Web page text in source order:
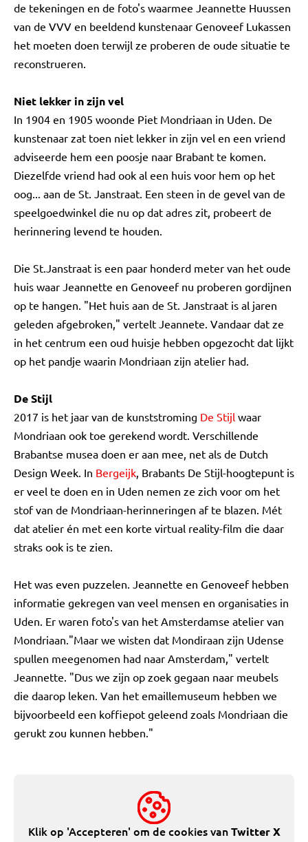
de tekeningen en de foto's waarmee Jeannette Huussen
van de VVV en beeldend kunstenaar Genoveef Lukassen
het moeten doen terwijl ze proberen de oude situatie te
reconstrueren.
Niet lekker in zijn vel
In 1904 en 1905 woonde Piet Mondriaan in Uden. De
kunstenaar zat toen niet lekker in zijn vel en een vriend
adviseerde hem een poosje naar Brabant te komen.
Diezelfde vriend had ook al een huis voor hem op het
oog... aan de St. Janstraat. Een steen in de gevel van de
speelgoedwinkel die nu op dat adres zit, probeert de
herinnering levend te houden.
Die St.Janstraat is een paar honderd meter van het oude
huis waar Jeannette en Genoveef nu proberen gordijnen
op te hangen. "Het huis aan de St. Janstraat is al jaren
geleden afgebroken," vertelt Jeannete. Vandaar dat ze
in het centrum een oud huisje hebben opgezocht dat lijkt
op het pandje waarin Mondriaan zijn atelier had.
De Stijl
2017 is het jaar van de kunststroming De Stijl waar
Mondriaan ook toe gerekend wordt. Verschillende
Brabantse musea doen er aan mee, net als de Dutch
Design Week. In Bergeijk, Brabants De Stijl-hoogtepunt is
er veel te doen en in Uden nemen ze zich voor om het
stof van de Mondriaan-herinneringen af te blazen. Mét
dat atelier én met een korte virtual reality-film die daar
straks ook is te zien.
Het was even puzzelen. Jeannette en Genoveef hebben
informatie gekregen van veel mensen en organisaties in
Uden. Er waren foto's van het Amsterdamse atelier van
Mondriaan."Maar we wisten dat Mondiraan zijn Udense
spullen meegenomen had naar Amsterdam," vertelt
Jeannette. "Dus we zijn op zoek gegaan naar meubels
die daarop leken. Van het emaillemuseum hebben we
bijvoorbeeld een koffiepot geleend zoals Mondriaan die
gerukt zou kunnen hebben."
Klik op 'Accepteren' om de cookies vanTwitter X